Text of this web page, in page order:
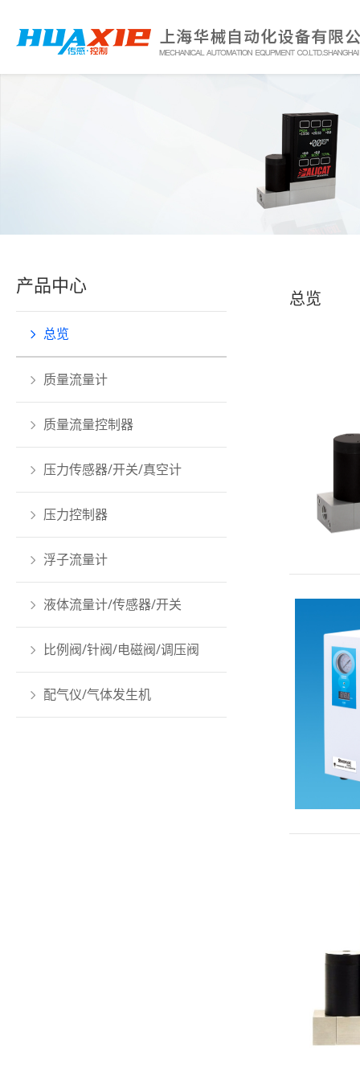
产品中心
总览
质量流量计
质量流量控制器
压力传感器/开关/真空计
压力控制器
浮子流量计
液体流量计/传感器/开关
比例阀/针阀/电磁阀/调压阀
配气仪/气体发生机
总览